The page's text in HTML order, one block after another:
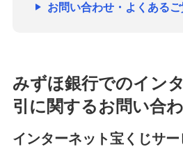
お問い合わせ・よくあるご
みずほ銀行でのイン
引に関するお問い合
インターネット宝くじサ